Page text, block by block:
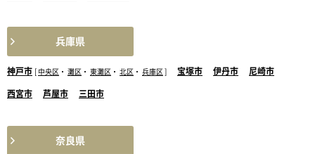
兵庫県
神戸市 中央区 ・ 灘区 ・ 東灘区 ・ 北区 ・ 兵庫区 宝塚市 伊丹市 尼崎市
西宮市 芦屋市 三田市
奈良県